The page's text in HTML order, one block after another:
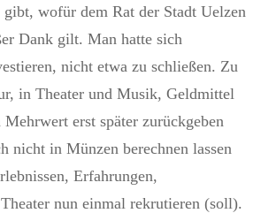
wofür dem Rat der Stadt Uelzen
Dank gilt. Man hatte sich
nicht etwa zu schließen. Zu
in Theater und Musik, Geldmittel
erst später zurückgeben
nicht in Münzen berechnen lassen
Erfahrungen,
nun einmal rekrutieren (soll).